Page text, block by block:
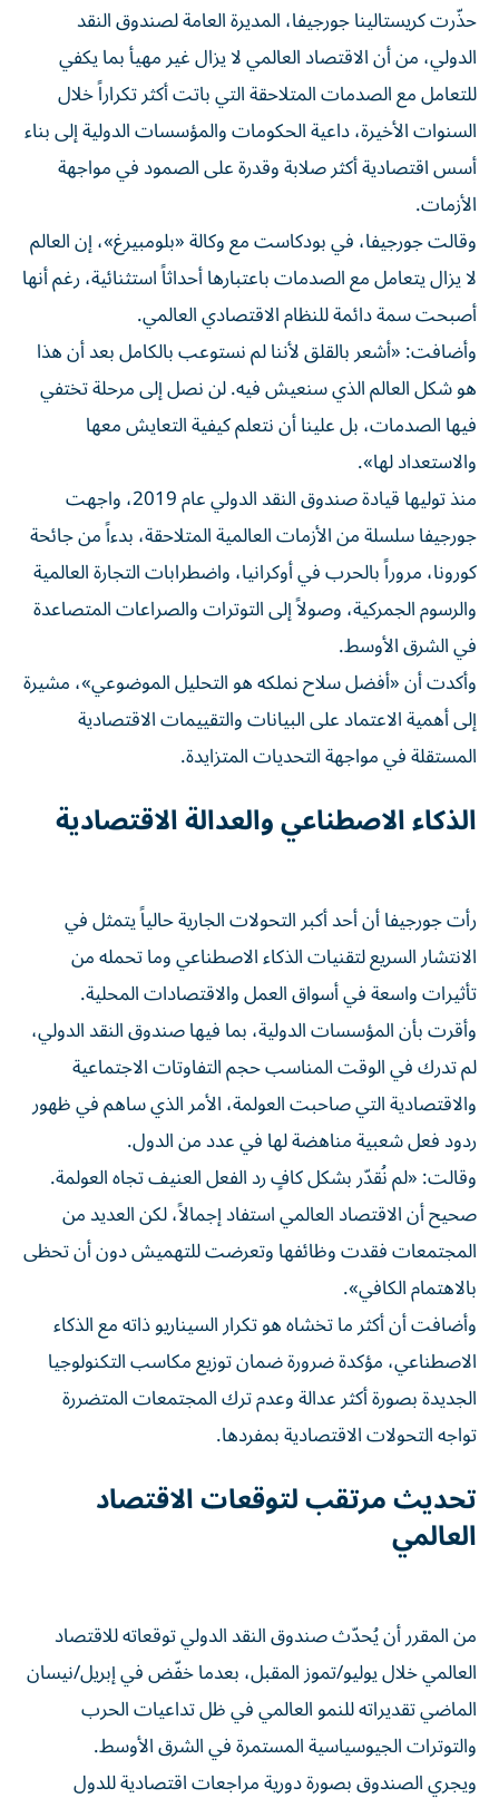
حذّرت كريستالينا جورجيفا، المديرة العامة لصندوق النقد
الدولي، من أن الاقتصاد العالمي لا يزال غير مهيأ بما يكفي
للتعامل مع الصدمات المتلاحقة التي باتت أكثر تكراراً خلال
السنوات الأخيرة، داعية الحكومات والمؤسسات الدولية إلى بناء
أسس اقتصادية أكثر صلابة وقدرة على الصمود في مواجهة
الأزمات.
وقالت جورجيفا، في بودكاست مع وكالة «بلومبيرغ»، إن العالم
لا يزال يتعامل مع الصدمات باعتبارها أحداثاً استثنائية، رغم أنها
أصبحت سمة دائمة للنظام الاقتصادي العالمي.
وأضافت: «أشعر بالقلق لأننا لم نستوعب بالكامل بعد أن هذا
هو شكل العالم الذي سنعيش فيه. لن نصل إلى مرحلة تختفي
فيها الصدمات، بل علينا أن نتعلم كيفية التعايش معها
والاستعداد لها».
منذ توليها قيادة صندوق النقد الدولي عام 2019، واجهت
جورجيفا سلسلة من الأزمات العالمية المتلاحقة، بدءاً من جائحة
كورونا، مروراً بالحرب في أوكرانيا، واضطرابات التجارة العالمية
والرسوم الجمركية، وصولاً إلى التوترات والصراعات المتصاعدة
في الشرق الأوسط.
وأكدت أن «أفضل سلاح نملكه هو التحليل الموضوعي»، مشيرة
إلى أهمية الاعتماد على البيانات والتقييمات الاقتصادية
المستقلة في مواجهة التحديات المتزايدة.
الذكاء الاصطناعي والعدالة الاقتصادية
رأت جورجيفا أن أحد أكبر التحولات الجارية حالياً يتمثل في
الانتشار السريع لتقنيات الذكاء الاصطناعي وما تحمله من
تأثيرات واسعة في أسواق العمل والاقتصادات المحلية.
وأقرت بأن المؤسسات الدولية، بما فيها صندوق النقد الدولي،
لم تدرك في الوقت المناسب حجم التفاوتات الاجتماعية
والاقتصادية التي صاحبت العولمة، الأمر الذي ساهم في ظهور
ردود فعل شعبية مناهضة لها في عدد من الدول.
وقالت: «لم نُقدّر بشكل كافٍ رد الفعل العنيف تجاه العولمة.
صحيح أن الاقتصاد العالمي استفاد إجمالاً، لكن العديد من
المجتمعات فقدت وظائفها وتعرضت للتهميش دون أن تحظى
بالاهتمام الكافي».
وأضافت أن أكثر ما تخشاه هو تكرار السيناريو ذاته مع الذكاء
الاصطناعي، مؤكدة ضرورة ضمان توزيع مكاسب التكنولوجيا
الجديدة بصورة أكثر عدالة وعدم ترك المجتمعات المتضررة
تواجه التحولات الاقتصادية بمفردها.
تحديث مرتقب لتوقعات الاقتصاد
العالمي
من المقرر أن يُحدّث صندوق النقد الدولي توقعاته للاقتصاد
العالمي خلال يوليو/تموز المقبل، بعدما خفّض في إبريل/نيسان
الماضي تقديراته للنمو العالمي في ظل تداعيات الحرب
والتوترات الجيوسياسية المستمرة في الشرق الأوسط.
ويجري الصندوق بصورة دورية مراجعات اقتصادية للدول